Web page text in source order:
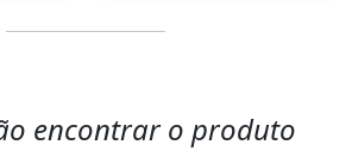
encontrar o produto